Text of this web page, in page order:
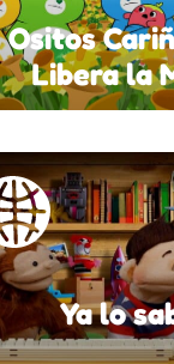
Ositos
Libera la
Ya lo